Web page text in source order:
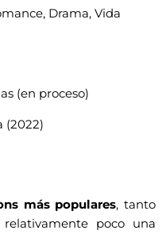
Drama, Vida
(en proceso)
(2022)
más populares, tanto
poco una